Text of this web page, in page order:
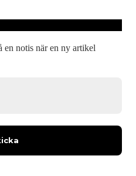
en notis när en ny artikel